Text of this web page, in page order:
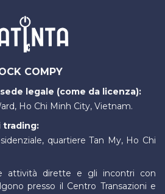
COMPY
legale (come da licenza):
Ho Chi Minh City, Vietnam.
trading:
quartiere Tan My, Ho Chi
attività dirette e gli incontri con
presso il Centro Transazioni e